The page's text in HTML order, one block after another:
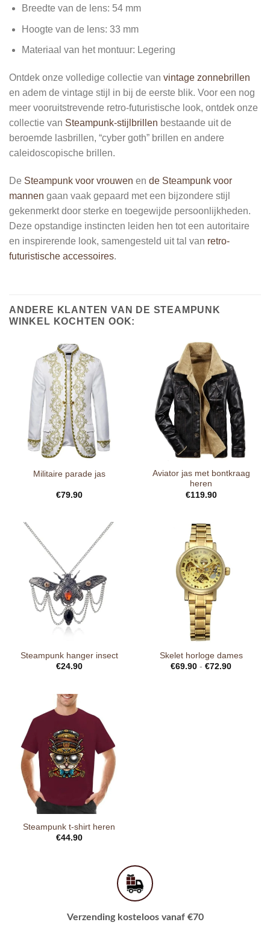
Breedte van de lens: 54 mm
Hoogte van de lens: 33 mm
Materiaal van het montuur: Legering
Ontdek onze volledige collectie van vintage zonnebrillen
en adem de vintage stijl in bij de eerste blik. Voor een nog
meer vooruitstrevende retro-futuristische look, ontdek onze
collectie van Steampunk-stijlbrillen bestaande uit de
beroemde lasbrillen, “cyber goth” brillen en andere
caleidoscopische brillen.
De Steampunk voor vrouwen en de Steampunk voor
mannen gaan vaak gepaard met een bijzondere stijl
gekenmerkt door sterke en toegewijde persoonlijkheden.
Deze opstandige instincten leiden hen tot een autoritaire
en inspirerende look, samengesteld uit tal van retro-
futuristische accessoires.
ANDERE KLANTEN VAN DE STEAMPUNK
WINKEL KOCHTEN OOK:
Militaire parade jas
€79.90
Aviator jas met bontkraag
heren
€119.90
Steampunk hanger insect
€24.90
Skelet horloge dames
€69.90 - €72.90
Steampunk t-shirt heren
€44.90
Verzending kosteloos vanaf €70